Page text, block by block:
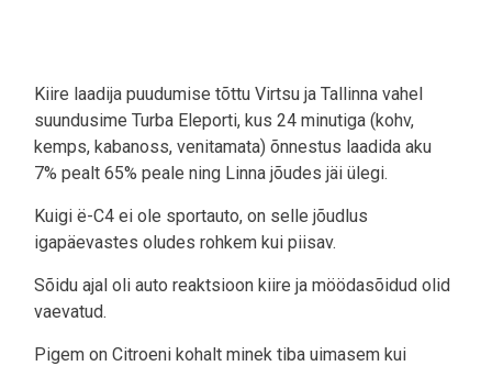
Kiire laadija puudumise tõttu Virtsu ja Tallinna vahel
suundusime Turba Eleporti, kus 24 minutiga (kohv,
kemps, kabanoss, venitamata) õnnestus laadida aku
7% pealt 65% peale ning Linna jõudes jäi ülegi.
Kuigi ë-C4 ei ole sportauto, on selle jõudlus
igapäevastes oludes rohkem kui piisav.
Sõidu ajal oli auto reaktsioon kiire ja möödasõidud olid
vaevatud.
Pigem on Citroeni kohalt minek tiba uimasem kui